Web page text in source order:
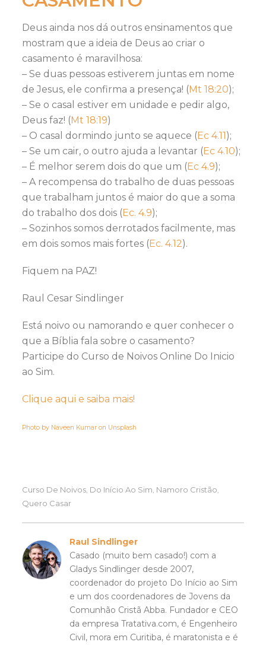
Deus ainda nos dá outros ensinamentos que
mostram que a ideia de Deus ao criar o
casamento é maravilhosa:
– Se duas pessoas estiverem juntas em nome
de Jesus, ele confirma a presença! (Mt 18:20);
– Se o casal estiver em unidade e pedir algo,
Deus faz! (Mt 18:19)
– O casal dormindo junto se aquece (Ec 4.11);
– Se um cair, o outro ajuda a levantar (Ec 4.10);
– É melhor serem dois do que um (Ec 4.9);
– A recompensa do trabalho de duas pessoas
que trabalham juntos é maior do que a soma
do trabalho dos dois (Ec. 4.9);
– Sozinhos somos derrotados facilmente, mas
em dois somos mais fortes (Ec. 4.12).
Fiquem na PAZ!
Raul Cesar Sindlinger
Está noivo ou namorando e quer conhecer o
que a Bíblia fala sobre o casamento?
Participe do Curso de Noivos Online Do Inicio
ao Sim.
Clique aqui e saiba mais!
Photo by Naveen Kumar on Unsplash
Curso De Noivos, Do Início Ao Sim, Namoro Cristão,
Quero Casar
Raul Sindlinger
Casado (muito bem casado!) com a
Gladys Sindlinger desde 2007,
coordenador do projeto Do Início ao Sim
e um dos coordenadores de Jovens da
Comunhão Cristã Abba. Fundador e CEO
da empresa Tratativa.com, é Engenheiro
Civil, mora em Curitiba, é maratonista e é